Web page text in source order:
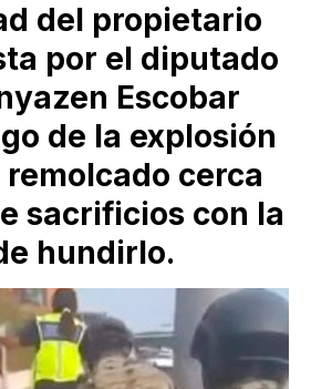
del propietario
por el diputado
Escobar
de la explosión
cerca
sacrificios con la
hundirlo.